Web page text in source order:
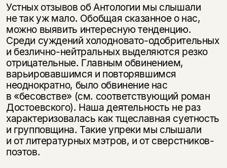
Устных отзывов об Антологии мы слышали
не так уж мало. Обобщая сказанное о нас,
можно выявить интересную тенденцию.
Среди суждений холодновато-одобрительных
и безлично-нейтральных выделяются резко
отрицательные. Главным обвинением,
варьировавшимся и повторявшимся
неоднократно, было обвинение нас
в «бесовстве» (см. соответствующий роман
Достоевского). Наша деятельность не раз
характеризовалась как тщеславная суетность
и групповщина. Такие упреки мы слышали
и от литературных мэтров, и от сверстников-
поэтов.